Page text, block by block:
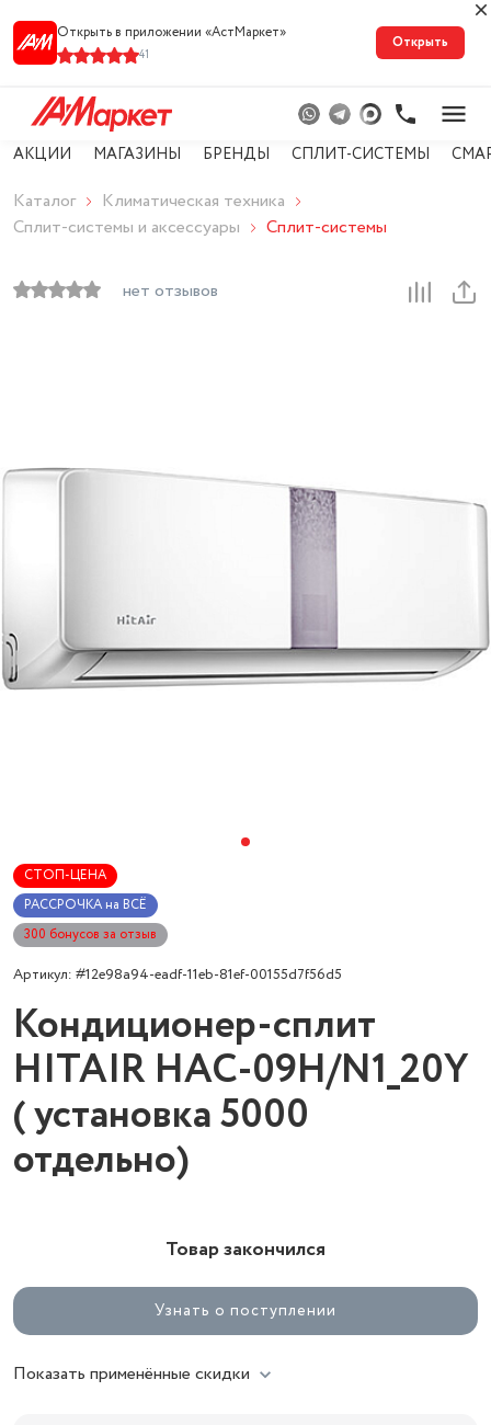
Открыть в приложении «АстМарке‪т‬»
41
Открыть
АКЦИИ МАГАЗИНЫ БРЕНДЫ СПЛИТ-СИСТЕМЫ
Каталог
Климатическая техника
Сплит-системы и аксессуары
Сплит-системы
нет отзывов
СТОП-ЦЕНА
РАССРОЧКА на ВСЁ
300 бонусов за отзыв
Артикул: #12e98a94-eadf-11eb-81ef-00155d7f56d5
Кондиционер-сплит
HITAIR HAC-09H/N1_20Y
( установка 5000
отдельно)
Товар закончился
Узнать о поступлении
Показать применённые скидки